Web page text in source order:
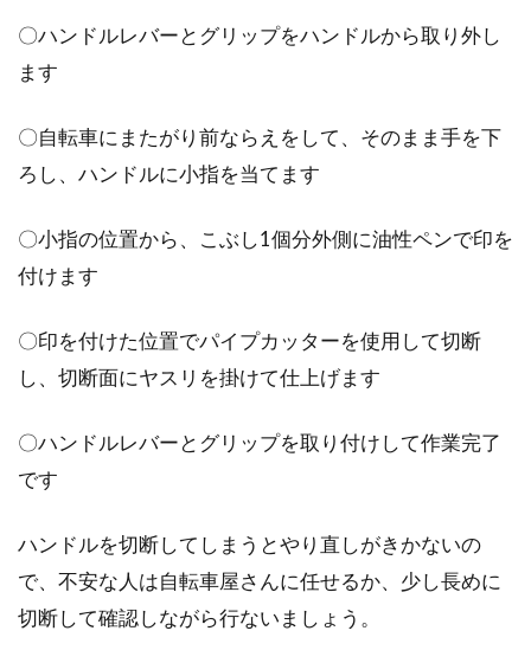
こんにちは、じてんしゃライターふくだです。
か種類が...
〇ハンドルレバーとグリップをハンドルから取り外し
ます
〇自転車にまたがり前ならえをして、そのまま手を下
ろし、ハンドルに小指を当てます
〇小指の位置から、こぶし1個分外側に油性ペンで印を
付けます
〇印を付けた位置でパイプカッターを使用して切断
し、切断面にヤスリを掛けて仕上げます
〇ハンドルレバーとグリップを取り付けして作業完了
です
ハンドルを切断してしまうとやり直しがきかないの
で、不安な人は自転車屋さんに任せるか、少し長めに
切断して確認しながら行ないましょう。